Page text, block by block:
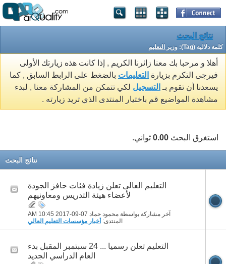
نتائج البحث
كلمة دلالية (Tag): وزير التعليم
أهلا و مرحبا بك معنا زائرنا الكريم , إذا كانت هذه زيارتك الأولى
فيرجى التكرم بزيارة التعليمات بالضغط على الرابط السابق , كما
يسعدنا أن تقوم بـ التسجيل لكي تتمكن من المشاركة معنا , لبدء
مشاهدة المواضيع قم باختيار المنتدى الذي تريد زيارته .
استغرق البحث 0.00 ثواني.
نتائج البحث
التعليم العالى تعلن زيادة فئات حافز الجودة
لأعضاء هيئة التدريس ومعاونيهم
آخر مشاركة بواسطة محمود حماد 07-09-2017
10:45 AM
المنتدى: أخبار مؤسسات التعليم العالي
التعليم تعلن رسميا ... 24 سبتمبر المقبل بدء
العام الدراسي الجديد